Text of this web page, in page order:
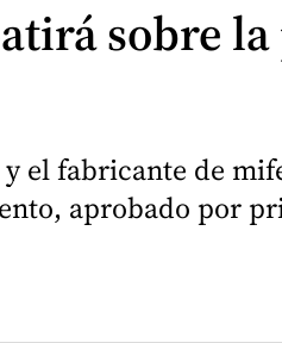
sobre
el fabricante de
aprobado por